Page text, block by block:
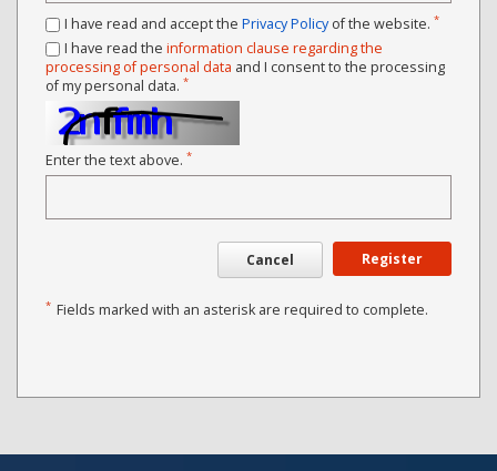
I have read and accept the Privacy Policyof the website. *
I have read the information clause regarding the
processing of personal data and I consent to the processing
of my personal data. *
Enter the text above. *
Cancel Register
* Fields marked with an asterisk are required to complete.